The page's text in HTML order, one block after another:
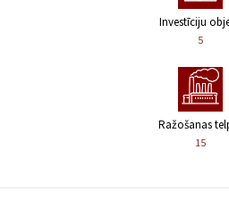
Investīciju
5
Ražošanas
15